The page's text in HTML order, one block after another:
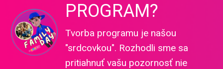
PROGRAM?
Tvorba programu je našou
"srdcovkou". Rozhodli sme sa
pritiahnuť vašu pozornosť nie